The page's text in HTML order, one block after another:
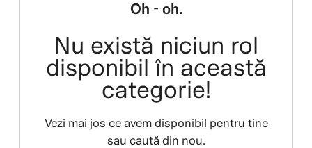
Oh - oh.
Nu există niciun rol
disponibil în această
categorie!
Vezi mai jos ce avem disponibil pentru tine
sau caută din nou.